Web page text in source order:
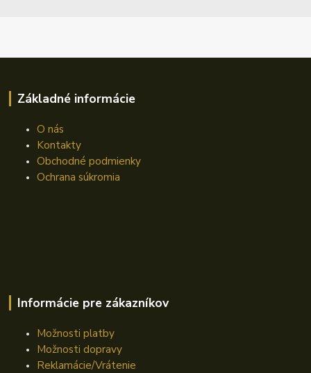
Základné informácie
O nás
Kontakty
Obchodné podmienky
Ochrana súkromia
Informácie pre zákazníkov
Možnosti platby
Možnosti dopravy
Reklamácie/Vrátenie